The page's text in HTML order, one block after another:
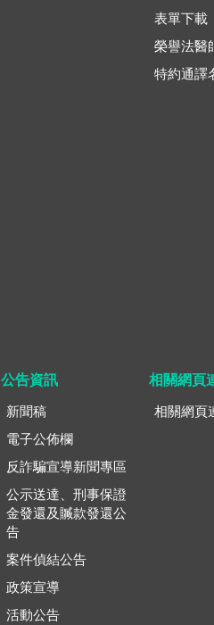
表單下載
榮譽法醫
特約通譯
公告資訊
新聞稿
電子公佈欄
反詐騙宣導新聞專區
公示送達、刑事保證
金發還及贓款發還公
告
案件偵結公告
政策宣導
活動公告
相關網頁
相關網頁